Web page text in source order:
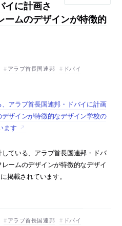
イに計画さ
ームのデザインが特徴的
アラブ首長国連邦 ドバイ
アラブ首長国連邦・ドバイに計画
ザインが特徴的なデザイン学校の
ます
ている、アラブ首長国連邦・ドバ
ームのデザインが特徴的なデザイ
掲載されています。
アラブ首長国連邦 ドバイ